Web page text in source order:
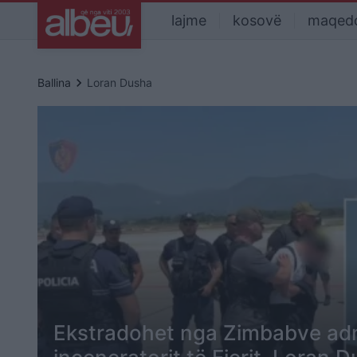
lajme kosovë
Ballina keyboard_arrow_right Loran Dusha
Ekstradohet nga Zimbabve